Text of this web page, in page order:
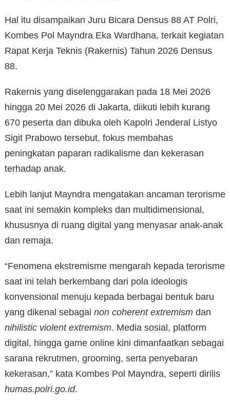
Hal itu disampaikan Juru Bicara Densus 88 AT Polri,
Kombes Pol Mayndra Eka Wardhana, terkait kegiatan
Rapat Kerja Teknis (Rakernis) Tahun 2026 Densus
88.
Rakernis yang diselenggarakan pada 18 Mei 2026
hingga 20 Mei 2026 di Jakarta, diikuti lebih kurang
670 peserta dan dibuka oleh Kapolri Jenderal Listyo
Sigit Prabowo tersebut, fokus membahas
peningkatan paparan radikalisme dan kekerasan
terhadap anak.
Lebih lanjut Mayndra mengatakan ancaman terorisme
saat ini semakin kompleks dan multidimensional,
khususnya di ruang digital yang menyasar anak-anak
dan remaja.
“Fenomena ekstremisme mengarah kepada terorisme
saat ini telah berkembang dari pola ideologis
konvensional menuju kepada berbagai bentuk baru
yang dikenal sebagai non coherent extremism dan
nihilistic violent extremism. Media sosial, platform
digital, hingga game online kini dimanfaatkan sebagai
sarana rekrutmen, grooming, serta penyebaran
kekerasan,” kata Kombes Pol Mayndra, seperti dirilis
humas.polri.go.id.